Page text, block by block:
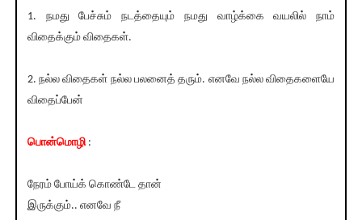
1. நமது பேச்சும் நடத்தையும் நமது வாழ்க்கை வயலில் நாம்
விதைக்கும் விதைகள்.
2. நல்ல விதைகள் நல்ல பலனைத் தரும். எனவே நல்ல விதைகளையே
விதைப்பேன்
பொன்மொழி:
நேரம் போய்க் கொண்டே தான்
இருக்கும்.. எனவே நீ